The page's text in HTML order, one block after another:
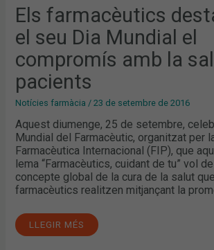
Els farmacèutics
el seu Dia Mundial el
compromís amb la
pacients
Notícies farmàcia /23 de setembre de 2016
Aquest diumenge, 25 de setembre,
Mundial del Farmacèutic, organitzat per
Farmacèutica Internacional (FIP), que
lema “Farmacèutics, cuidant de tu” vol
concepte global de la cura de la salut
farmacèutics realitzen mitjançant la
EL
COMPROMÍS
AMB
LA
SALUT
PACIENTS
LLEGIR MÉS